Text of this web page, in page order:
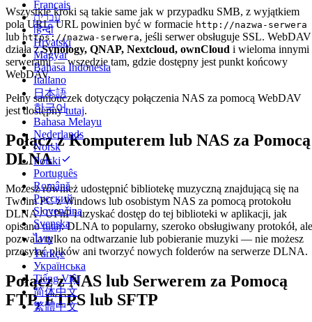
Français
עברית
हिन्दी
Hrvatski
Magyar
Bahasa Indonesia
Italiano
日本語
한국어
Bahasa Melayu
Nederlands
Norsk
Polski
Português
Română
Русский
Slovenčina
Svenska
ไทย
Türkçe
Українська
Tiếng Việt
简体中文
繁體中文
Wszystkie kroki są takie same jak w przypadku SMB, z wyjątkiem
pola URL. URL powinien być w formacie http://nazwa-serwera
lub https://nazwa-serwera, jeśli serwer obsługuje SSL. WebDAV
działa zSynology, QNAP, Nextcloud, ownCloud i wieloma innymi
serwerami — wszędzie tam, gdzie dostępny jest punkt końcowy
WebDAV.
Pełny samouczek dotyczący połączenia NAS za pomocą WebDAV
jest dostępnytutaj.
Połącz z Komputerem lub NAS za Pomocą
DLNA
Możesz również udostępnić bibliotekę muzyczną znajdującą się na
Twoim PC z Windows lub osobistym NAS za pomocą protokołu
DLNA / UPnP i uzyskać dostęp do tej biblioteki w aplikacji, jak
opisanotutaj. DLNA to popularny, szeroko obsługiwany protokół, ale
pozwala tylko na odtwarzanie lub pobieranie muzyki — nie możesz
przesyłać plików ani tworzyć nowych folderów na serwerze DLNA.
Połącz z NAS lub Serwerem za Pomocą
FTP, FTPS lub SFTP